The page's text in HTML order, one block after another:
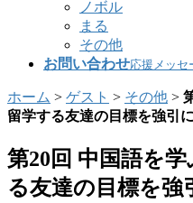
ノボル
まる
その他
お問い合わせ応援メッセ
ホーム > ゲスト > その他 >
留学する友達の目標を強引
第20回 中国語を
る友達の目標を強